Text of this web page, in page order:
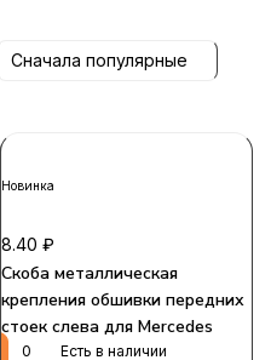
Сначала популярные
Новинка
8.40 ₽
Скоба металлическая
крепления обшивки передних
стоек слева для Mercedes
0
Есть в наличии